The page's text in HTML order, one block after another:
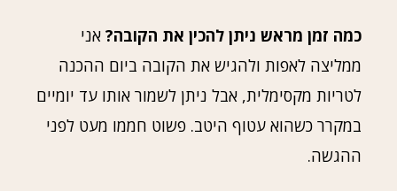
כמה זמן מראש ניתן להכין את הקובה? אני
ממליצה לאפות ולהגיש את הקובה ביום ההכנה
לטריות מקסימלית, אבל ניתן לשמור אותו עד יומיים
במקרר כשהוא עטוף היטב. פשוט חממו מעט לפני
ההגשה.